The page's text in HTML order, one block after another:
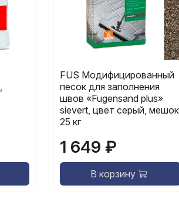
FUS Модифицированный
песок для заполнения
швов «Fugensand plus»
sievert, цвет серый, мешок
25 кг
1 649 ₽
В корзину